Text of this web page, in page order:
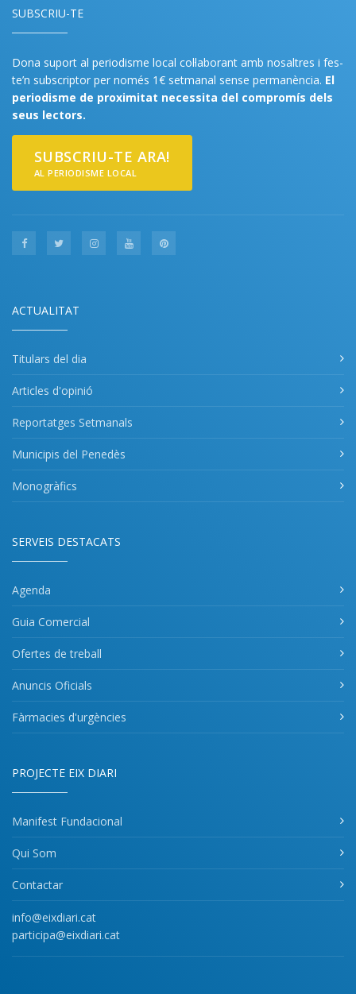
SUBSCRIU-TE
Dona suport al periodisme local col·laborant amb nosaltres i fes-
te’n subscriptor per només 1€ setmanal sense permanència. El
periodisme de proximitat necessita del compromís dels
seus lectors.
SUBSCRIU-TE ARA!
AL PERIODISME LOCAL
ACTUALITAT
Titulars del dia
Articles d'opinió
Reportatges Setmanals
Municipis del Penedès
Monogràfics
SERVEIS DESTACATS
Agenda
Guia Comercial
Ofertes de treball
Anuncis Oficials
Fàrmacies d'urgències
PROJECTE EIX DIARI
Manifest Fundacional
Qui Som
Contactar
info@eixdiari.cat
participa@eixdiari.cat